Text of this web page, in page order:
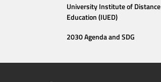
University Institute of Distance
Education (IUED)
2030 Agenda and SDG